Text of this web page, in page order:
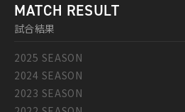
MATCH RESULT
試合結果
2025 SEASON
2024 SEASON
2023 SEASON